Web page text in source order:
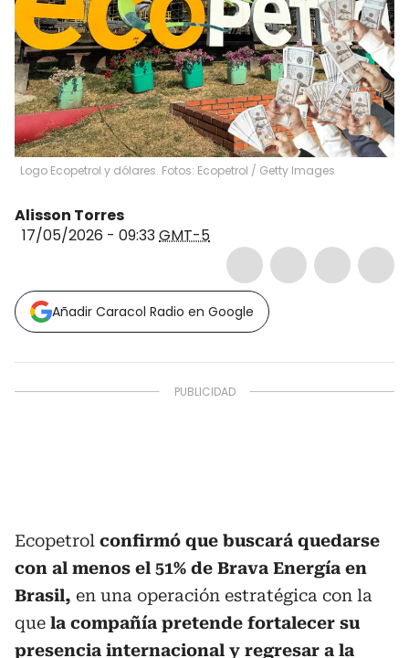
Logo Ecopetrol y dólares. Fotos: Ecopetrol / Getty Images
Alisson Torres
17/05/2026 - 09:33GMT-5
Añadir Caracol Radio en Google
Ecopetrol confirmó que buscará quedarse
con al menos el 51% de Brava Energía en
Brasil, en una operación estratégica con la
que la compañía pretende fortalecer su
presencia internacional y regresar a la